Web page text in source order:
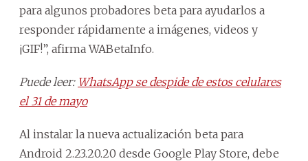
para algunos probadores beta para ayudarlos a
responder rápidamente a imágenes, videos y
¡GIF!”, afirma WABetaInfo.
Puede leer: WhatsApp se despide de estos celulares
el 31 de mayo
Al instalar la nueva actualización beta para
Android 2.23.20.20 desde Google Play Store, debe